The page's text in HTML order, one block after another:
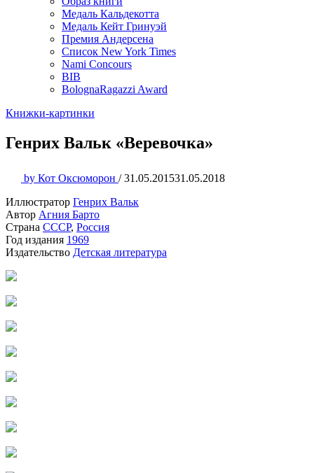
Медаль Кальдекотта
Медаль Кейт Гринуэй
Премия Андерсена
Список New York Times
Nami Concours
BIB
BolognaRagazzi Award
Книжки-картинки
Генрих Вальк «Веревочка»
by Кот Оксюморон / 31.05.201531.05.2018
Иллюстратор Генрих Вальк
Автор Агния Барто
Страна СССР, Россия
Год издания 1969
Издательство Детская литература